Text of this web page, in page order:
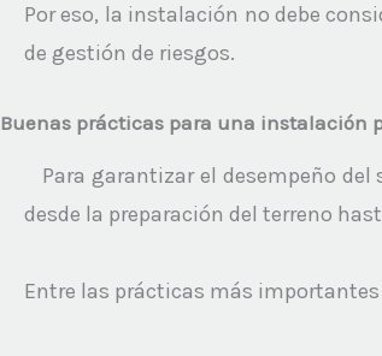
Por eso, la instalación no debe
de gestión de riesgos.
Buenas prácticas para una instalación
Para garantizar el desempeño
desde la preparación del terreno
Entre las prácticas más importantes